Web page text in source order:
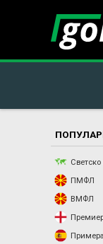
You
are
here
ПМФЛ
ВМФЛ
Примера